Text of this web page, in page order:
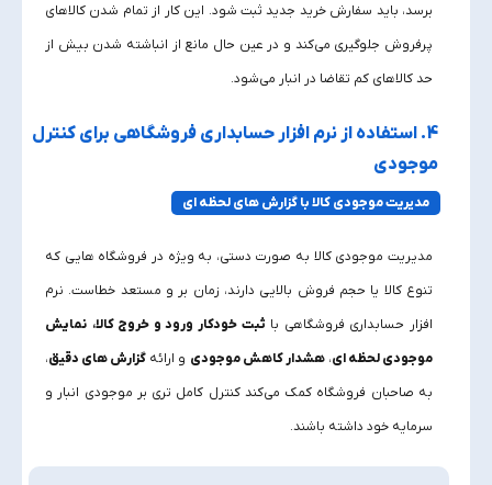
برسد، باید سفارش خرید جدید ثبت شود. این کار از تمام شدن کالاهای
پرفروش جلوگیری می‌کند و در عین حال مانع از انباشته شدن بیش از
حد کالاهای کم‌ تقاضا در انبار می‌شود.
4. استفاده از نرم‌ افزار حسابداری فروشگاهی برای کنترل
موجودی
مدیریت موجودی کالا با گزارش‌ های لحظه‌ ای
مدیریت موجودی کالا به‌ صورت دستی، به‌ ویژه در فروشگاه‌ هایی که
تنوع کالا یا حجم فروش بالایی دارند، زمان‌ بر و مستعد خطاست. نرم‌
افزار حسابداری فروشگاهی با ثبت خودکار ورود و خروج کالا، نمایش
موجودی لحظه‌ ای،هشدار کاهش موجودی و ارائه گزارش‌ های دقیق،
به صاحبان فروشگاه کمک می‌کند کنترل کامل‌ تری بر موجودی انبار و
سرمایه خود داشته باشند.